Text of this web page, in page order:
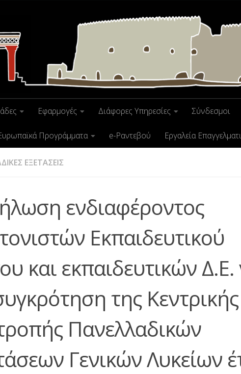
Εφαρμογές Διάφορες Υπηρεσίες Σύνδεσμοι
Προγράμματα e-Ραντεβού Εργαλεία
ΕΞΕΤΑΣΕΙΣ
ενδιαφέροντος
Εκπαιδευτικού
και εκπαιδευτικών Δ.Ε.
της Κεντρικής
Πανελλαδικών
Γενικών Λυκείων